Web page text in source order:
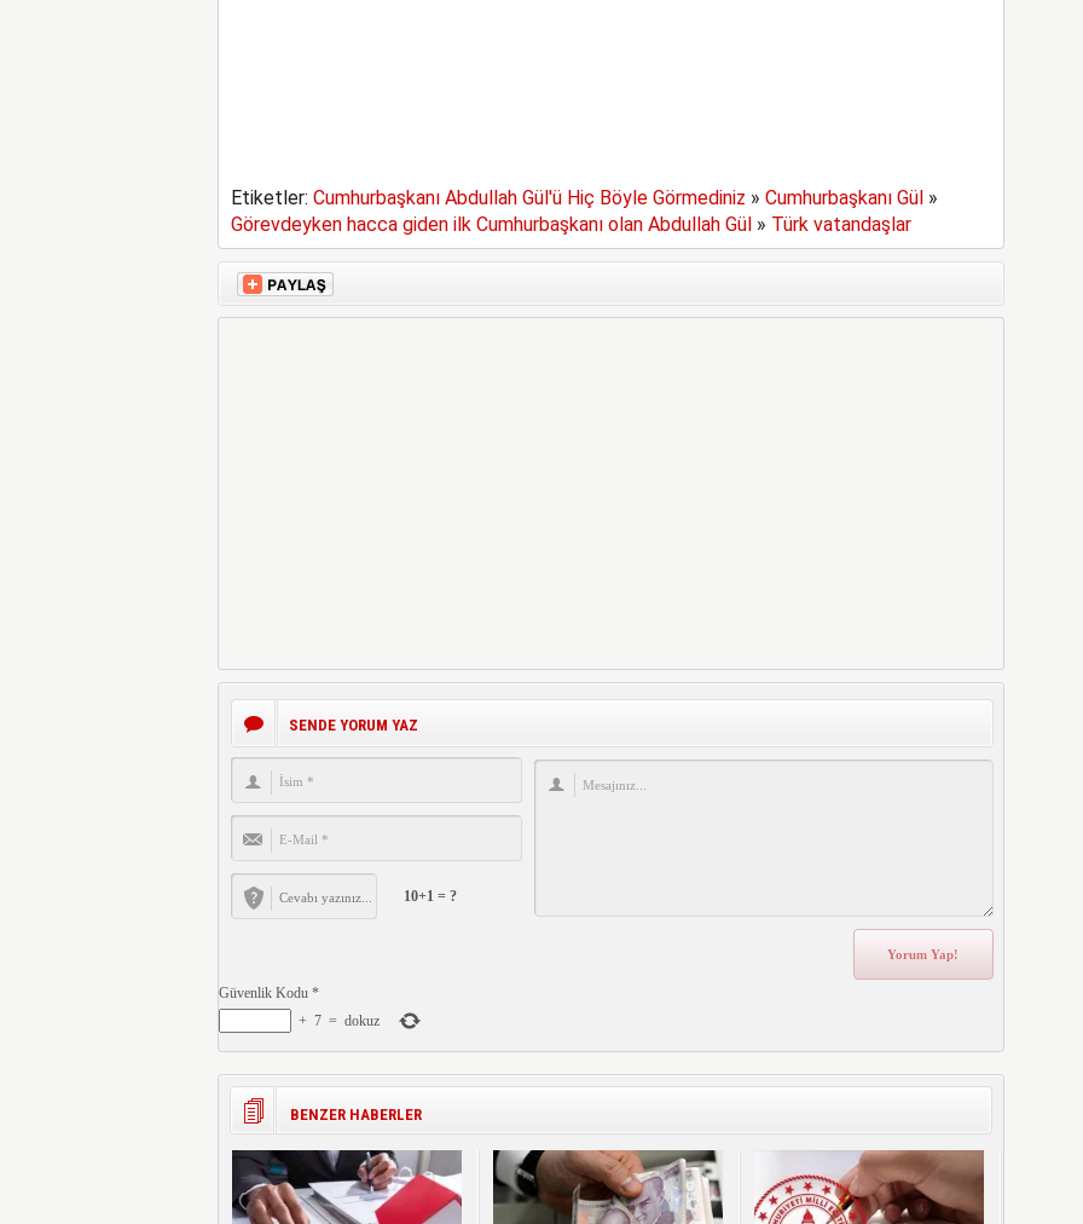
Etiketler: Cumhurbaşkanı Abdullah Gül'ü Hiç Böyle Görmediniz » Cumhurbaşkanı Gül»
Görevdeyken hacca giden ilk Cumhurbaşkanı olan Abdullah Gül» Türk vatandaşlar
SENDE YORUM YAZ
10+1 = ?
Güvenlik Kodu *
+ 7 = dokuz
BENZER HABERLER